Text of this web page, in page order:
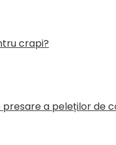
crapi?
a peleților de